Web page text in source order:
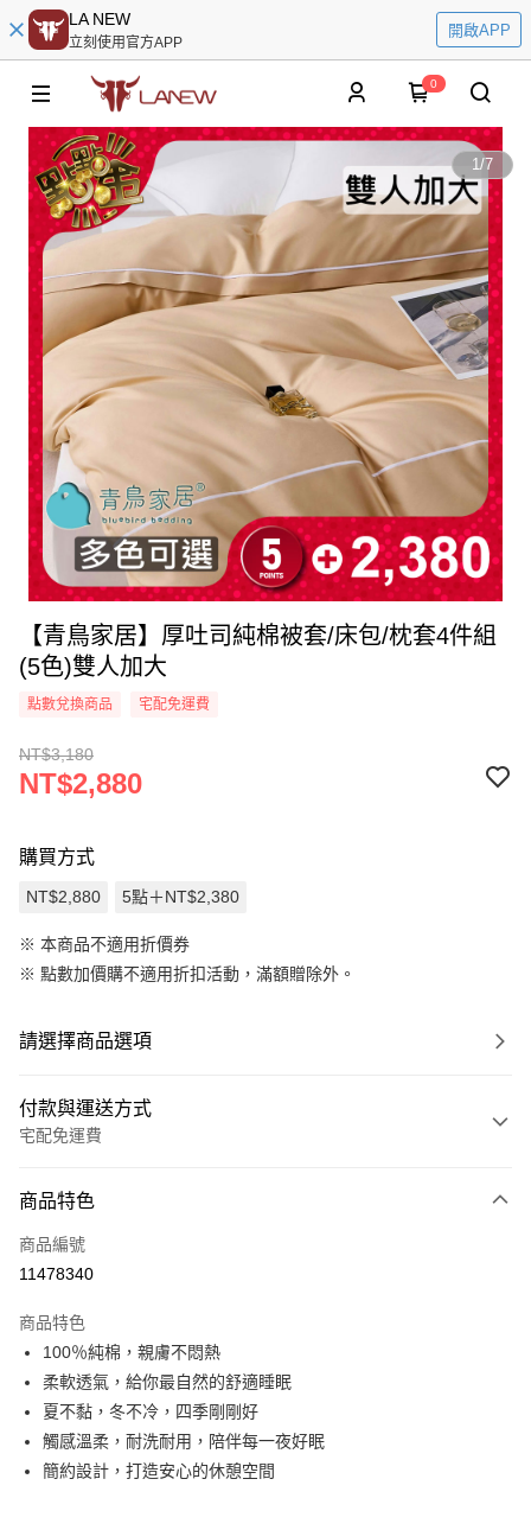
LA NEW
立刻使用官方APP
開啟APP
0
1/7
【青鳥家居】厚吐司純棉被套/床包/枕套4件組
(5色)雙人加大
點數兌換商品 宅配免運費
NT$3,180
NT$2,880
購買方式
NT$2,880 5點＋NT$2,380
※ 本商品不適用折價券
※ 點數加價購不適用折扣活動，滿額贈除外。
請選擇商品選項
付款與運送方式
宅配免運費
信用卡一次付款
LINE Pay
悠遊付
Google Pay
全盈+PAY
ATM付款
商品特色
商品編號
11478340
商品特色
100％純棉，親膚不悶熱
柔軟透氣，給你最自然的舒適睡眠
夏不黏，冬不冷，四季剛剛好
觸感溫柔，耐洗耐用，陪伴每一夜好眠
簡約設計，打造安心的休憩空間